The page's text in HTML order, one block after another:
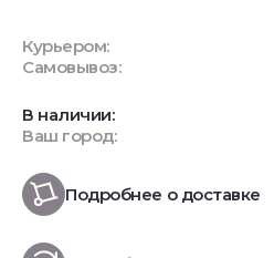
Курьером:
Самовывоз:
В наличии:
Ваш город:
Подробнее о доставке